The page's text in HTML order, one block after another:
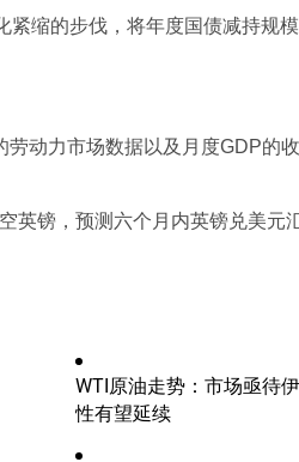
缩的步伐，将年度国债减持规
动力市场数据以及月度GDP的
镑，预测六个月内英镑兑美元
WTI原油走势：市场亟待
性有望延续